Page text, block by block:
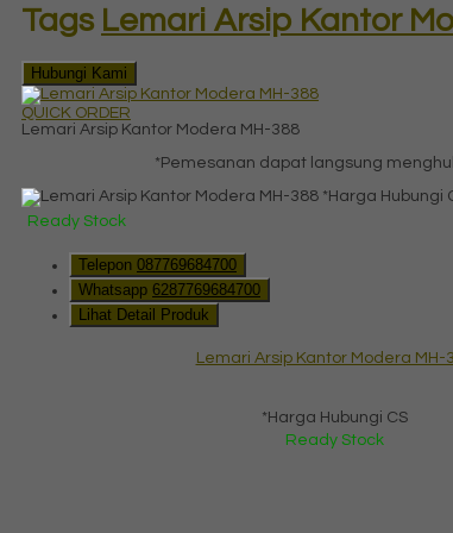
Tags Lemari Arsip Kantor
Hubungi Kami
QUICK ORDER
Lemari Arsip Kantor Modera MH-388
*Pemesanan dapat langsung
*Harga Hubungi
Ready Stock
Telepon 087769684700
Whatsapp 6287769684700
Lihat Detail Produk
Lemari Arsip Kantor Modera MH-
*Harga Hubungi CS
Ready Stock